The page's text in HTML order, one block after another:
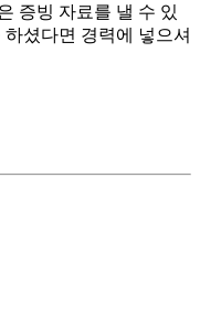
증빙 자료를 낼 수 있
셨다면 경력에 넣으셔